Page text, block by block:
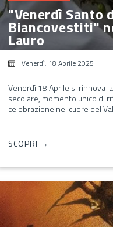
"Venerdì Santo
Biancovestiti"
Lauro
Venerdì, 18 Aprile 2025
Venerdì 18 Aprile si rinnova
secolare, momento unico di
celebrazione nel cuore del
SCOPRI →